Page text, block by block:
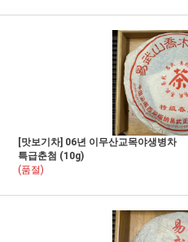
[맛보기차] 06년 이무산교목야생병차
특급춘첨 (10g)
(품절)